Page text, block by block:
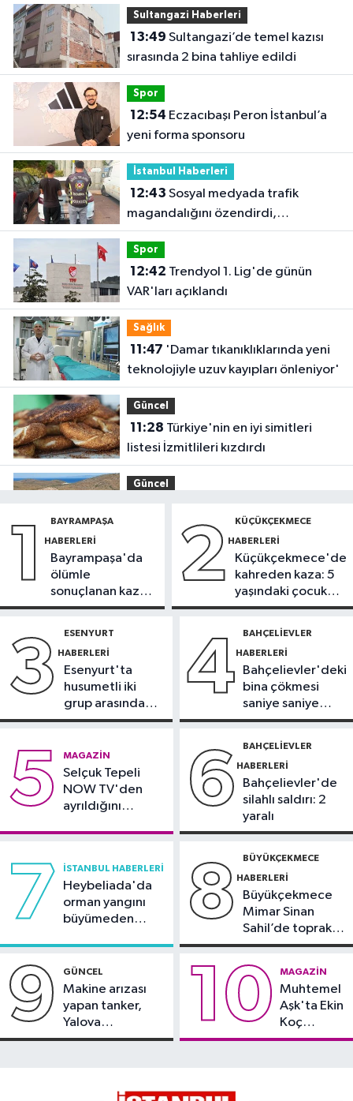
Sultangazi Haberleri
13:49
sırasında 2 bina tahliye edildi
Spor
12:54
yeni forma sponsoru
İstanbul Haberleri
12:43
magandalığını özendirdi,
ehliyetinden oldu: 72 bin lira ceza
Spor
12:42
VAR'ları açıklandı
Sağlık
11:47
teknolojiyle uzuv kayıpları önleniyor'
Güncel
11:28
listesi İzmitlileri kızdırdı
Güncel
içinden yürüyerek geçiyorlar
Güncel
bugünden şekilleniyor’
yangınlara neden olabilir
Yelken Yarışları'nda ilk günün
sonuçları belli oldu
1 BAYRAMPAŞA
HABERLERI
Bayrampaşa'da
ölümle
sonuçlanan kaza:
Sürücü
2 KÜÇÜKÇEKMECE
HABERLERI
Küçükçekmece'de
kahreden kaza: 5
yaşındaki çocuk
yoğun bakımda
3 ESENYURT
HABERLERI
Esenyurt'ta
husumetli iki
grup arasında
silahlı kavga
4 BAHÇELIEVLER
HABERLERI
Bahçelievler'deki
bina çökmesi
saniye saniye
görüntülendi
5 MAGAZIN
Selçuk Tepeli
NOW TV'den
ayrıldığını
6 BAHÇELIEVLER
HABERLERI
Bahçelievler'de
silahlı saldırı: 2
yaralı
7 İSTANBUL HABERLERI
Heybeliada'da
orman yangını
büyümeden
8 BÜYÜKÇEKMECE
HABERLERI
Büyükçekmece
Mimar Sinan
Sahil’de toprak
kayması
9 GÜNCEL
Makine arızası
yapan tanker,
Yalova
Demirleme
10 MAGAZIN
Muhtemel
Aşk'ta Ekin
Koç
damgası